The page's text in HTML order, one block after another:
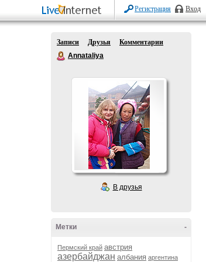
Регистрация Вход
Записи Друзья
Комментарии
Annataliya
В друзья
-
Метки
Пермский край австрия
азербайджан албания аргентина